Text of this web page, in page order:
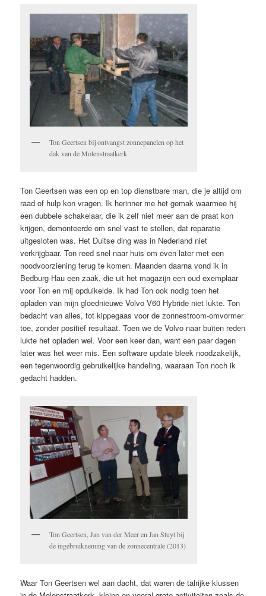
Ton Geertsen bij ontvangst zonnepanelen op het
dak van de Molenstraatkerk
Ton Geertsen was een op en top dienstbare man, die je altijd om
raad of hulp kon vragen. Ik herinner me het gemak waarmee hij
een dubbele schakelaar, die ik zelf niet meer aan de praat kon
krijgen, demonteerde om snel vast te stellen, dat reparatie
uitgesloten was. Het Duitse ding was in Nederland niet
verkrijgbaar. Ton reed snel naar huis om even later met een
noodvoorziening terug te komen. Maanden daarna vond ik in
Bedburg-Hau een zaak, die uit het magazijn een oud exemplaar
voor Ton en mij opduikelde. Ik had Ton ook nodig toen het
opladen van mijn gloednieuwe Volvo V60 Hybride niet lukte. Ton
bedacht van alles, tot kippegaas voor de zonnestroom-omvormer
toe, zonder positief resultaat. Toen we de Volvo naar buiten reden
lukte het opladen wel. Voor een keer dan, want een paar dagen
later was het weer mis. Een software update bleek noodzakelijk,
een tegenwoordig gebruikelijke handeling, waaraan Ton noch ik
gedacht hadden.
Ton Geertsen, Jan van der Meer en Jan Stuyt bij
de ingebruikneming van de zonnecentrale (2013)
Waar Ton Geertsen wel aan dacht, dat waren de talrijke klussen